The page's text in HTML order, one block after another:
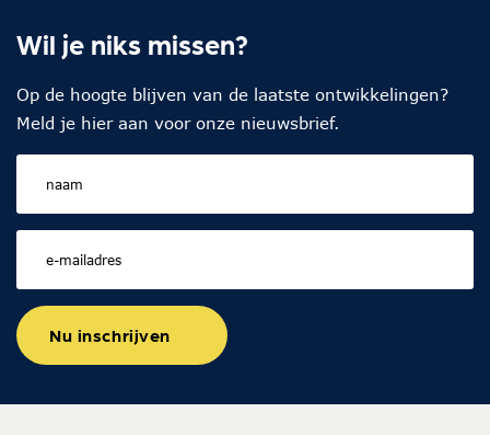
Wil je niks missen?
Op de hoogte blijven van de laatste ontwikkelingen?
Meld je hier aan voor onze nieuwsbrief.
Nu inschrijven